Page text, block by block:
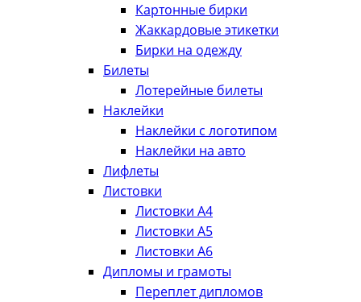
Картонные бирки
Жаккардовые этикетки
Бирки на одежду
Билеты
Лотерейные билеты
Наклейки
Наклейки с логотипом
Наклейки на авто
Лифлеты
Листовки
Листовки А4
Листовки А5
Листовки А6
Дипломы и грамоты
Переплет дипломов